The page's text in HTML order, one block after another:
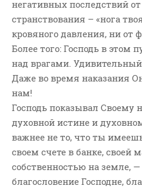
негативных последствий от
странствования – «нога
кровяного давления, ни от
Более того: Господь в этом
над врагами.
Даже во время наказания
нам!
Господь показывал Своему
духовной истине и
важнее не то, что ты
своем счете в банке, своей
собственностью на земле,
благословение Господне,